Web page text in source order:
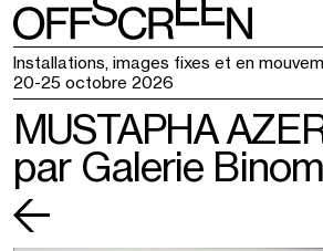
Installations, images fixes et en
20-25 octobre 2026
INFOS
BILLETTERIE
MUSTAPHA
par Galerie